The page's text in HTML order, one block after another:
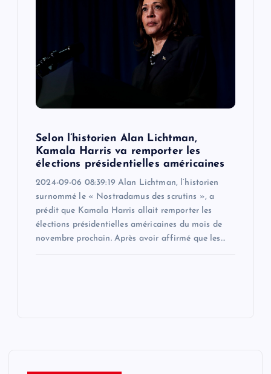
Selon l’historien Alan Lichtman,
Kamala Harris va remporter les
élections présidentielles américaines
2024-09-06 08:39:19 Alan Lichtman, l’historien
surnommé le « Nostradamus des scrutins », a
prédit que Kamala Harris allait remporter les
élections présidentielles américaines du mois de
novembre prochain. Après avoir affirmé que les…